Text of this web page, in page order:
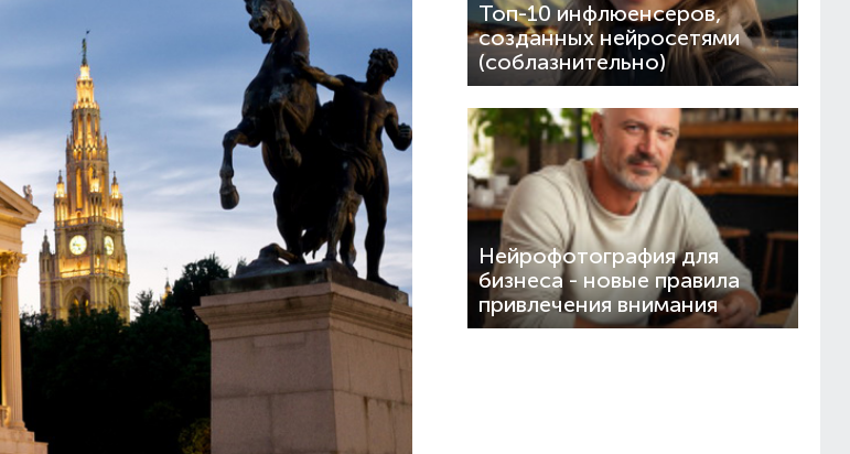
Топ-10 инфлюенсеров,
созданных нейросетями
(соблазнительно)
Нейрофотография для
бизнеса - новые правила
привлечения внимания